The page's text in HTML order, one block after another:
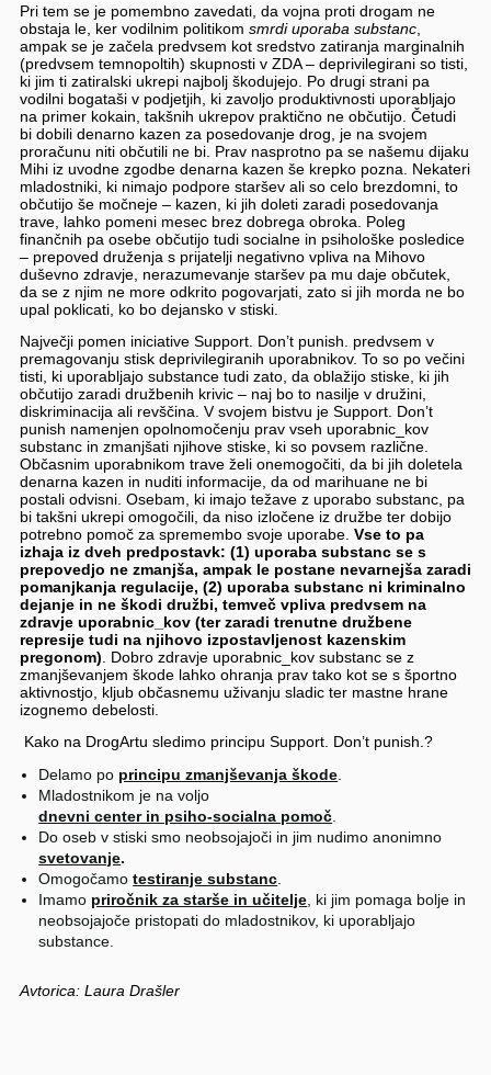
Pri tem se je pomembno zavedati, da vojna proti drogam ne
obstaja le, ker vodilnim politikom smrdi uporaba substanc,
ampak se je začela predvsem kot sredstvo zatiranja marginalnih
(predvsem temnopoltih) skupnosti v ZDA – deprivilegirani so tisti,
ki jim ti zatiralski ukrepi najbolj škodujejo. Po drugi strani pa
vodilni bogataši v podjetjih, ki zavoljo produktivnosti uporabljajo
na primer kokain, takšnih ukrepov praktično ne občutijo. Četudi
bi dobili denarno kazen za posedovanje drog, je na svojem
proračunu niti občutili ne bi. Prav nasprotno pa se našemu dijaku
Mihi iz uvodne zgodbe denarna kazen še krepko pozna. Nekateri
mladostniki, ki nimajo podpore staršev ali so celo brezdomni, to
občutijo še močneje – kazen, ki jih doleti zaradi posedovanja
trave, lahko pomeni mesec brez dobrega obroka. Poleg
finančnih pa osebe občutijo tudi socialne in psihološke posledice
– prepoved druženja s prijatelji negativno vpliva na Mihovo
duševno zdravje, nerazumevanje staršev pa mu daje občutek,
da se z njim ne more odkrito pogovarjati, zato si jih morda ne bo
upal poklicati, ko bo dejansko v stiski.
Največji pomen iniciative Support. Don’t punish. predvsem v
premagovanju stisk deprivilegiranih uporabnikov. To so po večini
tisti, ki uporabljajo substance tudi zato, da oblažijo stiske, ki jih
občutijo zaradi družbenih krivic – naj bo to nasilje v družini,
diskriminacija ali revščina. V svojem bistvu je Support. Don’t
punish namenjen opolnomočenju prav vseh uporabnic_kov
substanc in zmanjšati njihove stiske, ki so povsem različne.
Občasnim uporabnikom trave želi onemogočiti, da bi jih doletela
denarna kazen in nuditi informacije, da od marihuane ne bi
postali odvisni. Osebam, ki imajo težave z uporabo substanc, pa
bi takšni ukrepi omogočili, da niso izločene iz družbe ter dobijo
potrebno pomoč za spremembo svoje uporabe. Vse to pa
izhaja iz dveh predpostavk: (1) uporaba substanc se s
prepovedjo ne zmanjša, ampak le postane nevarnejša zaradi
pomanjkanja regulacije, (2) uporaba substanc ni kriminalno
dejanje in ne škodi družbi, temveč vpliva predvsem na
zdravje uporabnic_kov (ter zaradi trenutne družbene
represije tudi na njihovo izpostavljenost kazenskim
pregonom) . Dobro zdravje uporabnic_kov substanc se z
zmanjševanjem škode lahko ohranja prav tako kot se s športno
aktivnostjo, kljub občasnemu uživanju sladic ter mastne hrane
izognemo debelosti.
Kako na DrogArtu sledimo principu Support. Don’t punish.?
Delamo po principu zmanjševanja škode
Mladostnikom je na voljo
dnevni center in psiho-socialna pomoč
Do oseb v stiski smo neobsojajoči in jim nudimo anonimno
svetovanje.
Omogočamotestiranje substanc
Imamo priročnik za starše in učitelje , ki jim pomaga bolje in
neobsojajoče pristopati do mladostnikov, ki uporabljajo
substance.
Avtorica: Laura Drašler